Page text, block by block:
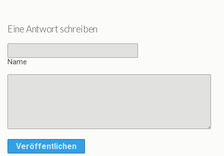
Eine Antwort schreiben
Name
Veröffentlichen